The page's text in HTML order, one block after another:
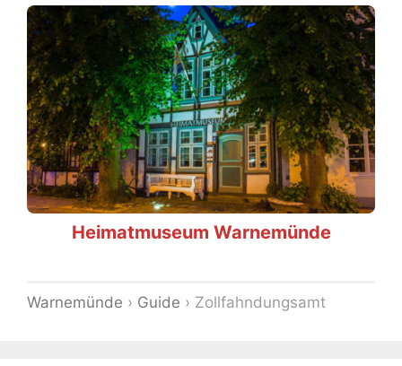
Heimatmuseum Warnemünde
Warnemünde › Guide › Zollfahndungsamt